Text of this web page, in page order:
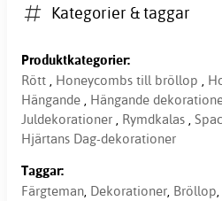
Kategorier & taggar
Produktkategorier:
Rött , Honeycombs till bröllop ,
Hängande , Hängande
Juldekorationer , Rymdkalas ,
Hjärtans Dag-dekorationer
Taggar:
Färgteman, Dekorationer, Bröllop,